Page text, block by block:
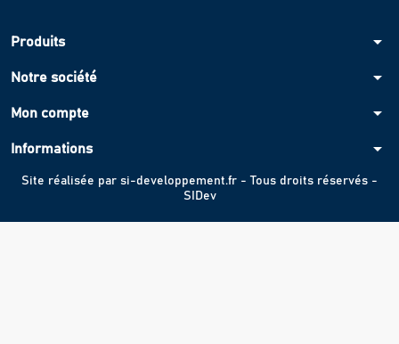
Produits arrow_drop_down
Notre société arrow_drop_down
Mon compte arrow_drop_down
Informations arrow_drop_down
Site réalisée par si-developpement.fr - Tous droits réservés -
SIDev